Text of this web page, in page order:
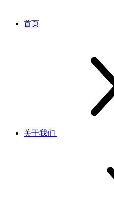
首页
关于我们